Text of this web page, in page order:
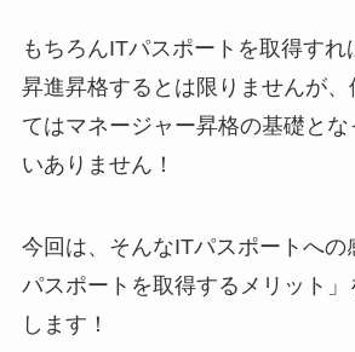
もちろんITパスポートを取得すれ
昇進昇格するとは限りませんが、
てはマネージャー昇格の基礎と
いありません！
今回は、そんなITパスポートへの
パスポートを取得するメリット」
します！